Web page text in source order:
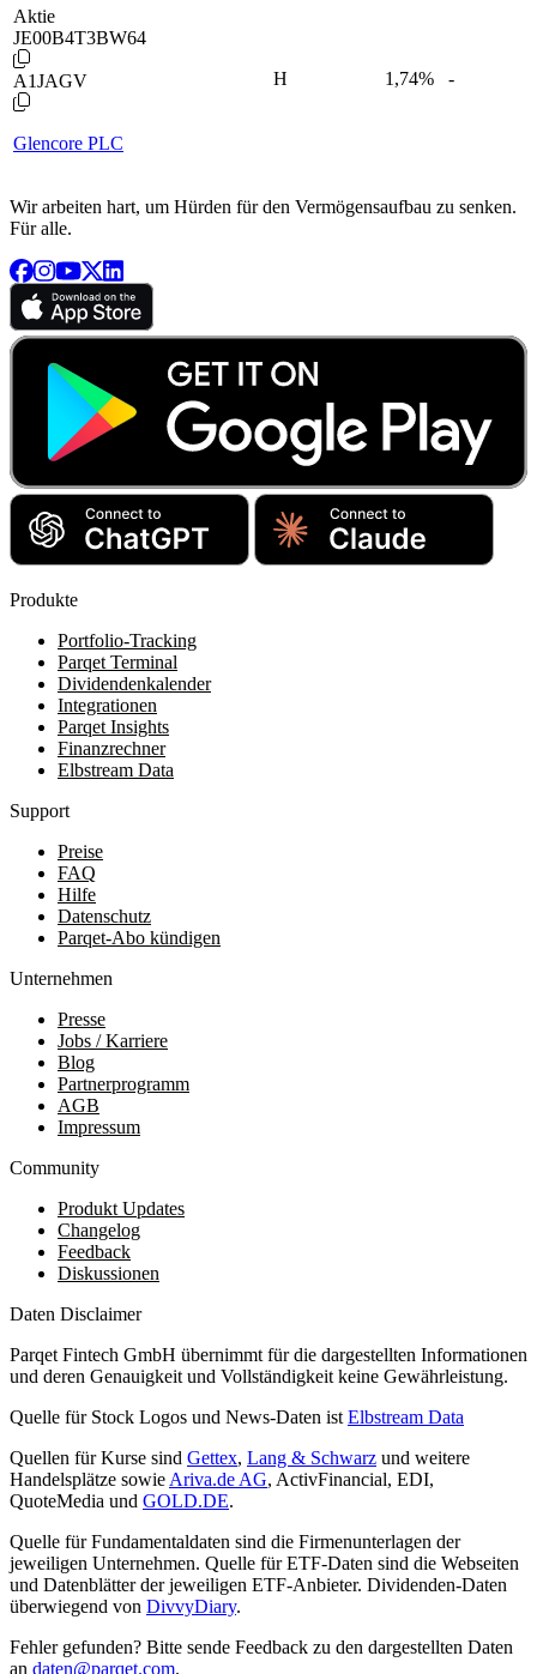
Aktie
JE00B4T3BW64
A1JAGV
Glencore PLC
H 1,74% -
Wir arbeiten hart, um Hürden für den Vermögensaufbau zu senken.
Für alle.
Produkte
Portfolio-Tracking
Parqet Terminal
Dividendenkalender
Integrationen
Parqet Insights
Finanzrechner
Elbstream Data
Support
Preise
FAQ
Hilfe
Datenschutz
Parqet-Abo kündigen
Unternehmen
Presse
Jobs / Karriere
Blog
Partnerprogramm
AGB
Impressum
Community
Produkt Updates
Changelog
Feedback
Diskussionen
Daten Disclaimer
Parqet Fintech GmbH übernimmt für die dargestellten Informationen
und deren Genauigkeit und Vollständigkeit keine Gewährleistung.
Quelle für Stock Logos und News-Daten ist Elbstream Data
Quellen für Kurse sind Gettex, Lang & Schwarz und weitere
Handelsplätze sowie Ariva.de AG, ActivFinancial, EDI,
QuoteMedia und GOLD.DE.
Quelle für Fundamentaldaten sind die Firmenunterlagen der
jeweiligen Unternehmen. Quelle für ETF-Daten sind die Webseiten
und Datenblätter der jeweiligen ETF-Anbieter. Dividenden-Daten
überwiegend von DivvyDiary.
Fehler gefunden? Bitte sende Feedback zu den dargestellten Daten
an daten@parqet.com.